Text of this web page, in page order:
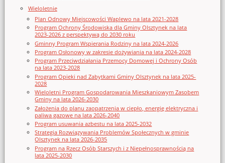
Wieloletnie
Plan Odnowy Miejscowości Waplewo na lata 2021-2028
Program Ochrony Środowiska dla Gminy Olsztynek na lata
2023-2026 z perspektywą do 2030 roku
Gminny Program Wspierania Rodziny na lata 2024-2026
Program Osłonowy w zakresie dożywiania na lata 2024-2028
Program Przeciwdziałania Przemocy Domowej i Ochrony Osób
na lata 2023-2028
Program Opieki nad Zabytkami Gminy Olsztynek na lata 2025-
2028
Wieloletni Program Gospodarowania Mieszkaniowym Zasobem
Gminy na lata 2026-2030
Założenia do planu zaopatrzenia w ciepło, energię elektryczna i
paliwa gazowe na lata 2026-2040
Program usuwania azbestu na lata 2025-2032
Strategia Rozwiązywania Problemów Społecznych w gminie
Olsztynek na lata 2026-2035
Program na Rzecz Osób Starszych i z Niepełnosprawnością na
lata 2025-2030